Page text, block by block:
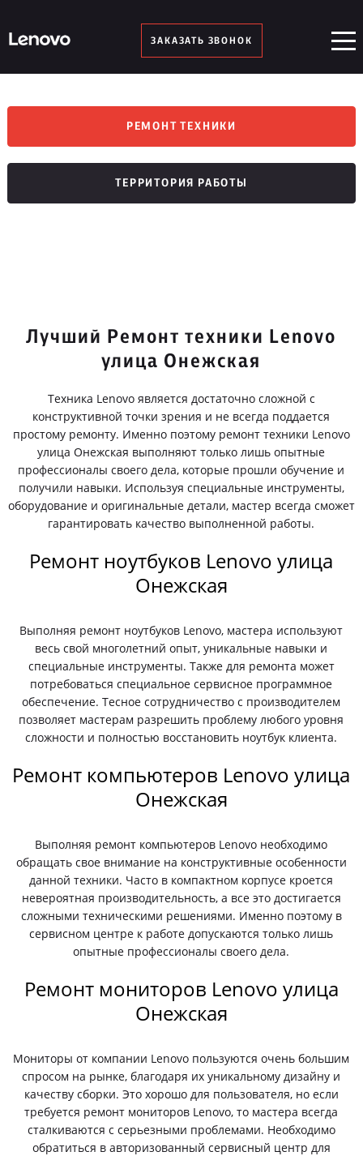
ЗАКАЗАТЬ ЗВОНОК
РЕМОНТ ТЕХНИКИ
ТЕРРИТОРИЯ РАБОТЫ
Лучший Ремонт техники Lenovo
улица Онежская
Техника Lenovo является достаточно сложной с
конструктивной точки зрения и не всегда поддается
простому ремонту. Именно поэтому ремонт техники Lenovo
улица Онежская выполняют только лишь опытные
профессионалы своего дела, которые прошли обучение и
получили навыки. Используя специальные инструменты,
оборудование и оригинальные детали, мастер всегда сможет
гарантировать качество выполненной работы.
Ремонт ноутбуков Lenovo улица
Онежская
Выполняя ремонт ноутбуков Lenovo, мастера используют
весь свой многолетний опыт, уникальные навыки и
специальные инструменты. Также для ремонта может
потребоваться специальное сервисное программное
обеспечение. Тесное сотрудничество с производителем
позволяет мастерам разрешить проблему любого уровня
сложности и полностью восстановить ноутбук клиента.
Ремонт компьютеров Lenovo улица
Онежская
Выполняя ремонт компьютеров Lenovo необходимо
обращать свое внимание на конструктивные особенности
данной техники. Часто в компактном корпусе кроется
невероятная производительность, а все это достигается
сложными техническими решениями. Именно поэтому в
сервисном центре к работе допускаются только лишь
опытные профессионалы своего дела.
Ремонт мониторов Lenovo улица
Онежская
Мониторы от компании Lenovo пользуются очень большим
спросом на рынке, благодаря их уникальному дизайну и
качеству сборки. Это хорошо для пользователя, но если
требуется ремонт мониторов Lenovo, то мастера всегда
сталкиваются с серьезными проблемами. Необходимо
обратиться в авторизованный сервисный центр для